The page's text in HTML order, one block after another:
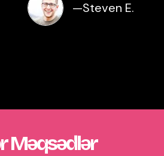
—Steven E.
Məqsədlər